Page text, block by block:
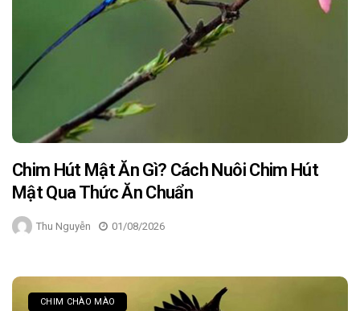
Chim Hút Mật Ăn Gì? Cách Nuôi Chim Hút
Mật Qua Thức Ăn Chuẩn
Thu Nguyễn 01/08/2026
CHIM CHÀO MÀO